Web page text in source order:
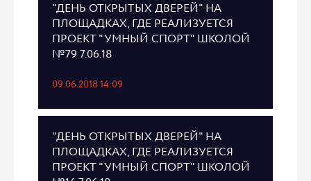
"ДЕНЬ ОТКРЫТЫХ ДВЕРЕЙ" НА
ПЛОЩАДКАХ, ГДЕ РЕАЛИЗУЕТСЯ
ПРОЕКТ "УМНЫЙ СПОРТ" ШКОЛОЙ
№79 7.06.18
09.06.2018 14:09
"ДЕНЬ ОТКРЫТЫХ ДВЕРЕЙ" НА
ПЛОЩАДКАХ, ГДЕ РЕАЛИЗУЕТСЯ
ПРОЕКТ "УМНЫЙ СПОРТ" ШКОЛОЙ